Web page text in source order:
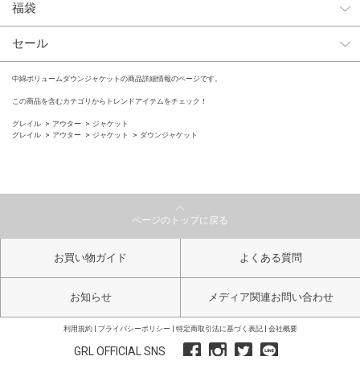
福袋
セール
中綿ボリュームダウンジャケットの商品詳細情報のページです。
この商品を含むカテゴリからトレンドアイテムをチェック！
グレイル アウター
ジャケット
グレイル
アウター ジャケット ダウンジャケット
ページのトップに戻る
お買い物ガイド よくある質問
お知らせ メディア関連お問い合わせ
利用規約 プライバシーポリシー 特定商取引法に基づく表記 会社概要
GRL OFFICIAL SNS